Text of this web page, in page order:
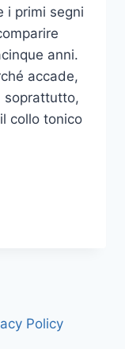
i primi segni
anni.
accade,
soprattutto,
collo tonico
Policy